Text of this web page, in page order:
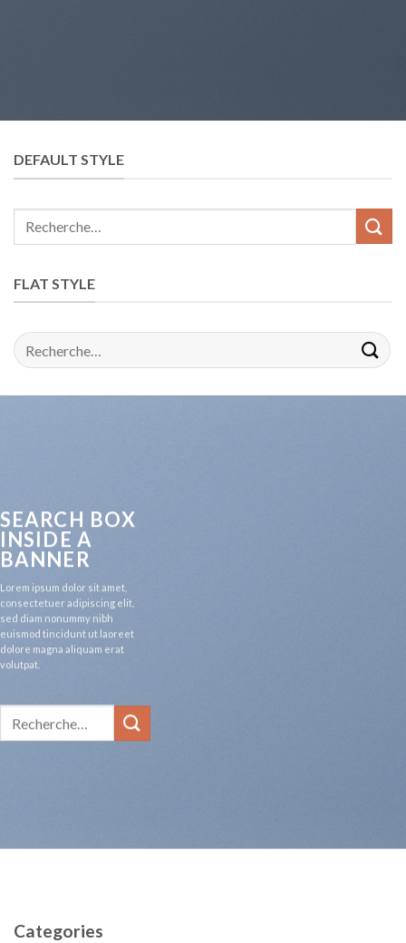
DEFAULT STYLE
FLAT STYLE
SEARCH BOX
INSIDE A
BANNER
Lorem ipsum dolor sit amet,
consectetuer adipiscing elit,
sed diam nonummy nibh
euismod tincidunt ut laoreet
dolore magna aliquam erat
volutpat.
Categories